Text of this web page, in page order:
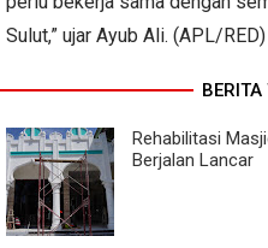
Sulut,” ujar Ayub Ali. (APL/RED)
BERITA
Rehabilitasi
Berjalan Lancar